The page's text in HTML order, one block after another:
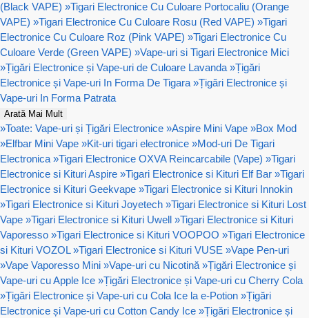
(Black VAPE) »Tigari Electronice Cu Culoare Portocaliu (Orange
VAPE) »Tigari Electronice Cu Culoare Rosu (Red VAPE) »Tigari
Electronice Cu Culoare Roz (Pink VAPE) »Tigari Electronice Cu
Culoare Verde (Green VAPE) »Vape-uri si Tigari Electronice Mici
»Țigări Electronice și Vape-uri de Culoare Lavanda »Țigări
Electronice și Vape-uri In Forma De Tigara »Țigări Electronice și
Vape-uri In Forma Patrata
Arată Mai Mult
»Toate: Vape-uri și Țigări Electronice »Aspire Mini Vape »Box Mod
»Elfbar Mini Vape »Kit-uri tigari electronice »Mod-uri De Tigari
Electronica »Tigari Electronice OXVA Reincarcabile (Vape) »Tigari
Electronice si Kituri Aspire »Tigari Electronice si Kituri Elf Bar »Tigari
Electronice si Kituri Geekvape »Tigari Electronice si Kituri Innokin
»Tigari Electronice si Kituri Joyetech »Tigari Electronice si Kituri Lost
Vape »Tigari Electronice si Kituri Uwell »Tigari Electronice si Kituri
Vaporesso »Tigari Electronice si Kituri VOOPOO »Tigari Electronice
si Kituri VOZOL »Tigari Electronice si Kituri VUSE »Vape Pen-uri
»Vape Vaporesso Mini »Vape-uri cu Nicotină »Țigări Electronice și
Vape-uri cu Apple Ice »Țigări Electronice și Vape-uri cu Cherry Cola
»Țigări Electronice și Vape-uri cu Cola Ice la e-Potion »Țigări
Electronice și Vape-uri cu Cotton Candy Ice »Țigări Electronice și